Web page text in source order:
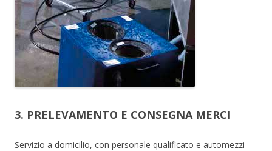
3. PRELEVAMENTO E CONSEGNA MERCI
Servizio a domicilio, con personale qualificato e automezzi